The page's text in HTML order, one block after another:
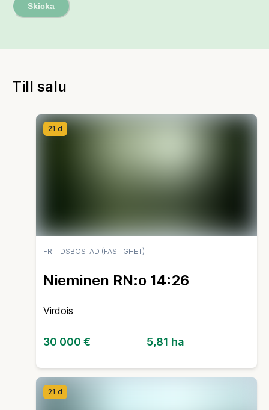
Skicka
Till salu
21 d
FRITIDSBOSTAD (FASTIGHET)
Nieminen RN:o 14:26
Virdois
30 000 € 5,81 ha
21 d